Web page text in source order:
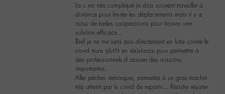
La c est très compliqué je dois souvent travailler à
distance pour limiter les déplacements mais il y a
aussi de belles cooperations pour trouver une
solution efficace…
Bref je ne me sens pas directement en lutte contre le
covid mais plutôt en résistance pour permettre à
des professionnels d assurer des missions
importantes.
Aller pêcher, remorquer, permettre à un gros machin
très atteint par le covid de repartir… Résister résister